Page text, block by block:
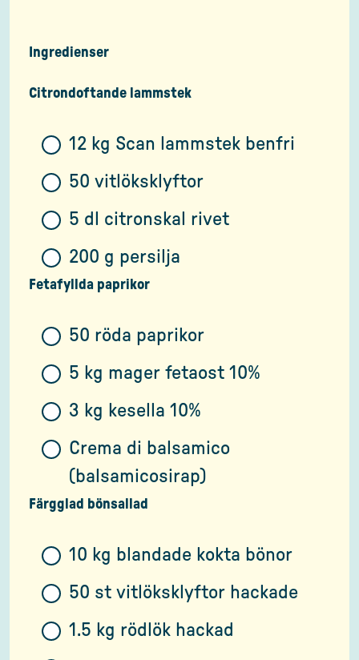
Ingredienser
Citrondoftande lammstek
12 kg Scan lammstek benfri
50 vitlöksklyftor
5 dl citronskal rivet
200 g persilja
Fetafyllda paprikor
50 röda paprikor
5 kg mager fetaost 10%
3 kg kesella 10%
Crema di balsamico
(balsamicosirap)
Färgglad bönsallad
10 kg blandade kokta bönor
50 st vitlöksklyftor hackade
1.5 kg rödlök hackad